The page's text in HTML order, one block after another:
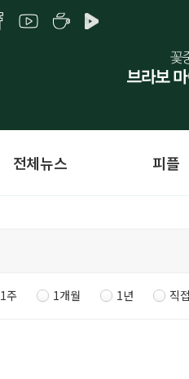
전체뉴스 피플
1주 1개월 1년 직